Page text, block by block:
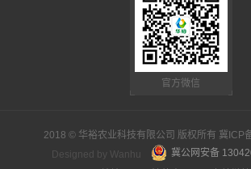
官方微信
2018 © 华裕农业科技有限公司 版权所有 冀ICP
Designed by Wanhu
冀公网安备